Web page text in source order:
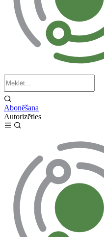
Abonēšana
Autorizēties